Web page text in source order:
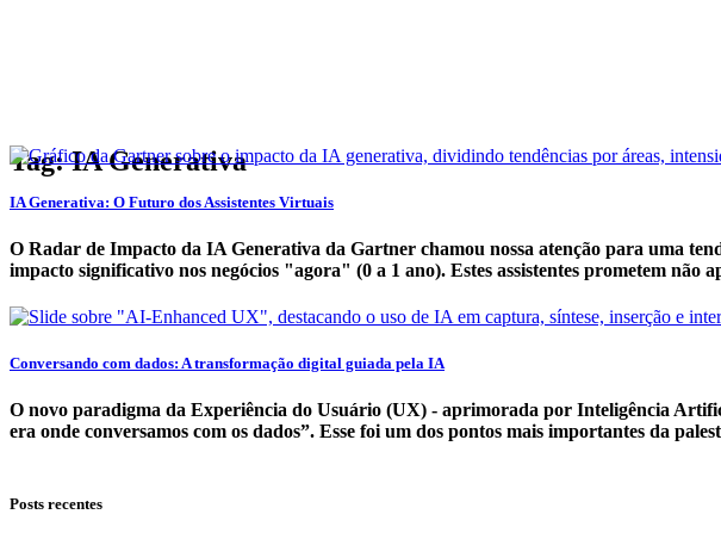
Tag: IA Generativa
IA Generativa: O Futuro dos Assistentes Virtuais
O Radar de Impacto da IA Generativa da Gartner chamou nossa atenção para uma
impacto significativo nos negócios "agora" (0 a 1 ano). Estes assistentes prometem não
Conversando com dados: A transformação digital guiada pela IA
O novo paradigma da Experiência do Usuário (UX) - aprimorada por Inteligência
era onde conversamos com os dados”. Esse foi um dos pontos mais importantes da
Posts recentes